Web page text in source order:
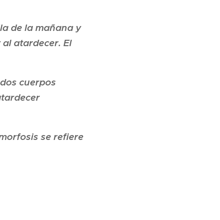
de la mañana y
atardecer. El
cuerpos
se refiere